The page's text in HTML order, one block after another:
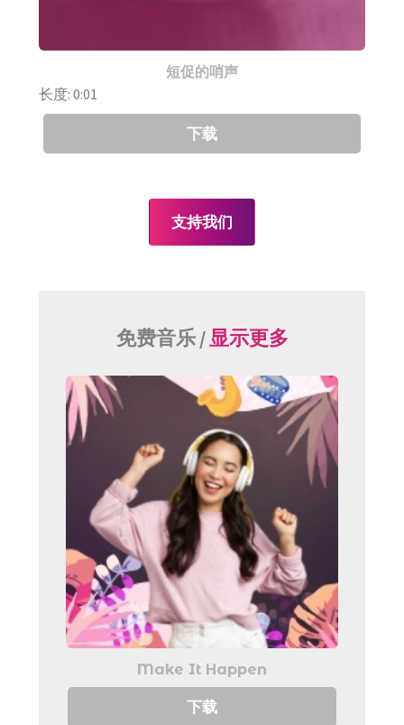
短促的哨声
长度: 0:01
下载
支持我们
免费音乐 /显示更多
Make It Happen
下载